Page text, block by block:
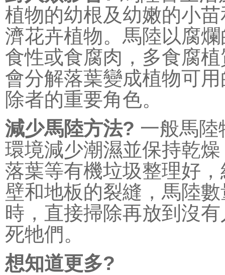
植物的幼根及幼嫩的小
濟花卉植物。馬陸以腐
食性或食腐肉，多食腐
會分解落葉變成植物可
除者的重要角色。
減少馬陸方法? 一般馬
環境減少潮濕並保持乾
落葉等有機垃圾整理好
壁和地板的裂縫，馬陸
時，直接掃除再放到沒
死牠們。
想知道更多?